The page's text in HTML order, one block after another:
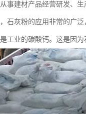
事建材产品经营研发、
石灰粉的应用非常的广
工业的碳酸钙。这是因